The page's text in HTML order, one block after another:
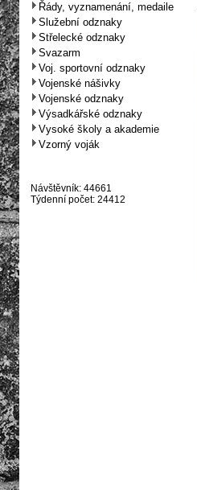
Řády, vyznamenání, medaile
Služební odznaky
Střelecké odznaky
Svazarm
Voj. sportovní odznaky
Vojenské nášivky
Vojenské odznaky
Výsadkářské odznaky
Vysoké školy a akademie
Vzorný voják
Návštěvník: 44661
Týdenní počet: 24412